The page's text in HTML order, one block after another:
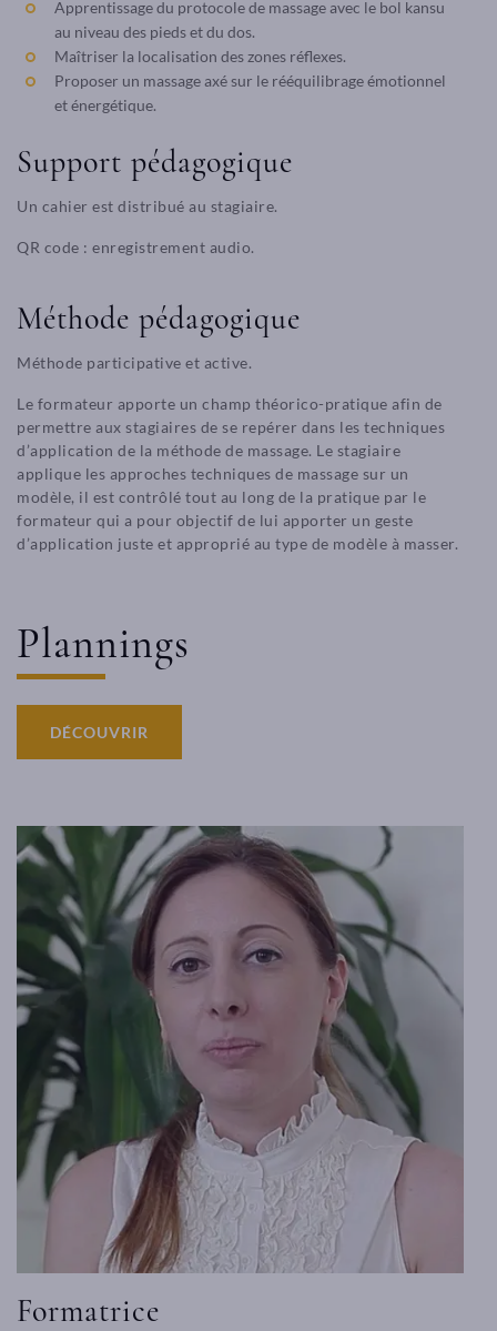
Apprentissage du protocole de massage avec le bol kansu
au niveau des pieds et du dos.
Maîtriser la localisation des zones réflexes.
Proposer un massage axé sur le rééquilibrage émotionnel
et énergétique.
Support pédagogique
Un cahier est distribué au stagiaire.
QR code : enregistrement audio.
Méthode pédagogique
Méthode participative et active.
Le formateur apporte un champ théorico-pratique afin de
permettre aux stagiaires de se repérer dans les techniques
d’application de la méthode de massage. Le stagiaire
applique les approches techniques de massage sur un
modèle, il est contrôlé tout au long de la pratique par le
formateur qui a pour objectif de lui apporter un geste
d’application juste et approprié au type de modèle à masser.
Plannings
DÉCOUVRIR
Formatrice